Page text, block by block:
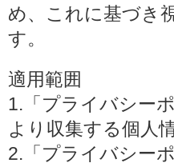
め、これに基づき
す。
適用範囲
1.「プライバシー
より収集する個人
2.「プライバシー